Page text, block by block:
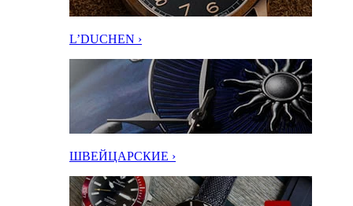
L’DUCHEN ›
ШВЕЙЦАРСКИЕ ›